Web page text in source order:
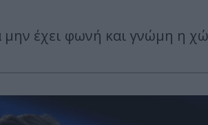
έχει φωνή και γνώμη η